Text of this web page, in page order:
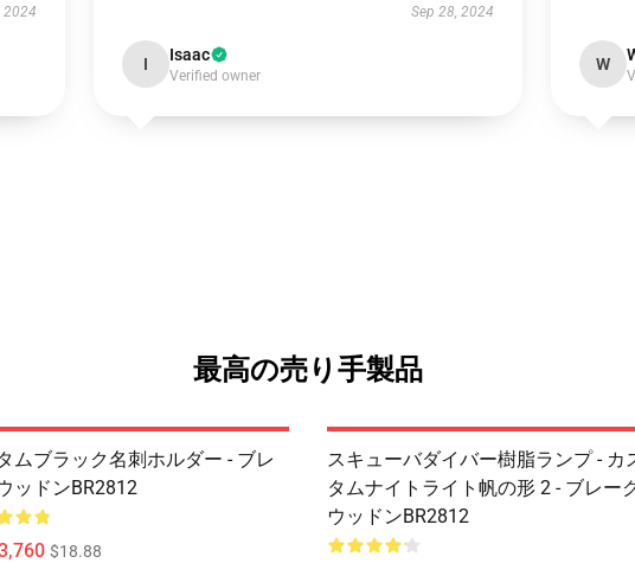
2024 Sep 28, 2024
I Isaac
Verified owner
W
最高の売り手製品
ムブラック名刺ホルダー - ブレ
ッドンBR2812
$18.88
スキューバダイバー樹脂ランプ - カ
タムナイトライト帆の形 2 - ブレー
ウッドンBR2812